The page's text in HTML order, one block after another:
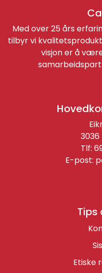
Med over 25 års
tilbyr vi
visjon er å
Tips
Etiske
Tlf:
E-post: